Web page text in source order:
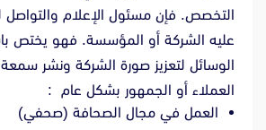
التخصص. فإن مسئول الإعلام والتواصل
عليه الشركة أو المؤسسة. فهو يختص
الوسائل لتعزيز صورة الشركة ونشر
العملاء أو الجمهور بشكل عام :
العمل في مجال الصحافة (صحفي)